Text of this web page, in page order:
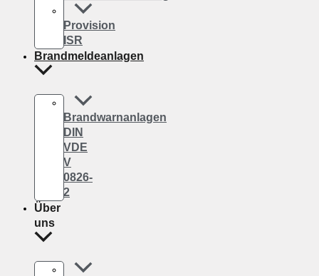
Provision
ISR
Brandmeldeanlagen
Brandwarnanlagen
DIN
VDE
V
0826-
2
Über
uns